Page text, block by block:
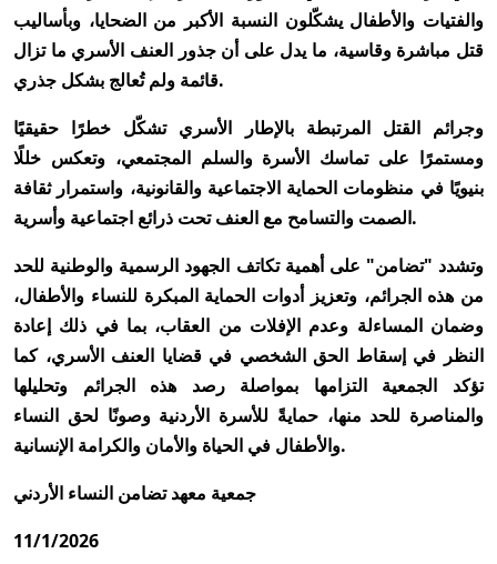
والفتيات والأطفال يشكّلون النسبة الأكبر من الضحايا، وبأساليب
قتل مباشرة وقاسية، ما يدل على أن جذور العنف الأسري ما تزال
قائمة ولم تُعالج بشكل جذري.
وجرائم القتل المرتبطة بالإطار الأسري تشكّل خطرًا حقيقيًا
ومستمرًا على تماسك الأسرة والسلم المجتمعي، وتعكس خللًا
بنيويًا في منظومات الحماية الاجتماعية والقانونية، واستمرار ثقافة
الصمت والتسامح مع العنف تحت ذرائع اجتماعية وأسرية.
وتشدد "تضامن" على أهمية تكاتف الجهود الرسمية والوطنية للحد
من هذه الجرائم، وتعزيز أدوات الحماية المبكرة للنساء والأطفال،
وضمان المساءلة وعدم الإفلات من العقاب، بما في ذلك إعادة
النظر في إسقاط الحق الشخصي في قضايا العنف الأسري، كما
تؤكد الجمعية التزامها بمواصلة رصد هذه الجرائم وتحليلها
والمناصرة للحد منها، حمايةً للأسرة الأردنية وصونًا لحق النساء
والأطفال في الحياة والأمان والكرامة الإنسانية.
جمعية معهد تضامن النساء الأردني
11/1/2026